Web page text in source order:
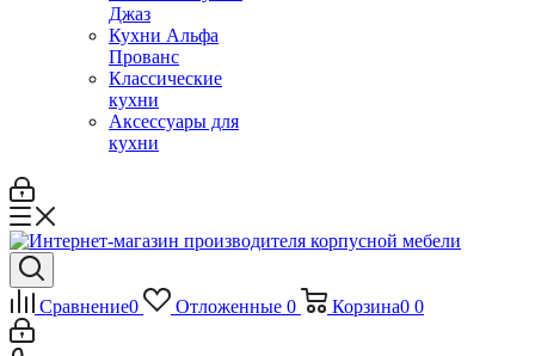
Джаз
Кухни Альфа
Прованс
Классические
кухни
Аксессуары для
кухни
Сравнение0 Отложенные 0 Корзина0 0